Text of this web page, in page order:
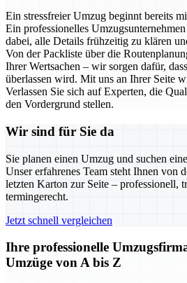
Ein stressfreier Umzug beginnt bereits
Ein professionelles
dabei, alle Details frühzeitig zu klären
Von der Packliste über die
Ihrer Wertsachen – wir sorgen dafür,
überlassen wird. Mit uns an Ihrer Seite
Verlassen Sie sich auf Experten, die
den Vordergrund stellen.
Wir sind für Sie da
Sie planen einen Umzug und suchen
Unser erfahrenes Team steht Ihnen von
letzten Karton zur Seite – professionell,
termingerecht.
Jetzt schnell vergleichen
Ihre professionelle
Umzüge von A bis Z